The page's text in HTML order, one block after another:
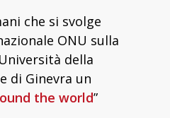
che si svolge
ONU sulla
della
di Ginevra un
the world”